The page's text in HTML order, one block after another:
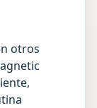
otros